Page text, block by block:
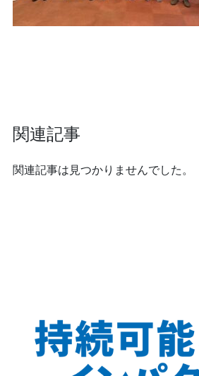
関連記事
関連記事は見つかりませんでした。